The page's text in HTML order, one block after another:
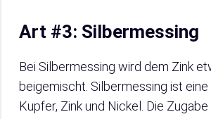
Art #3: Silbermessing
Bei Silbermessing wird dem Zink
beigemischt. Silbermessing ist
Kupfer, Zink und Nickel. Die Zugabe